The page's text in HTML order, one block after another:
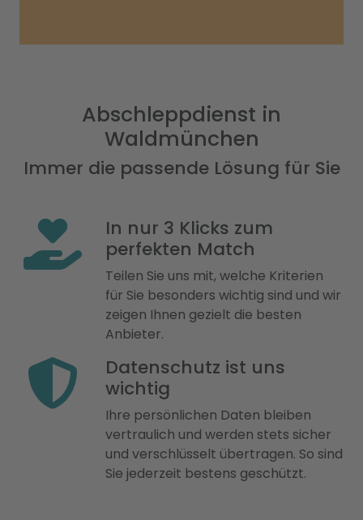
Abschleppdienst in
Waldmünchen
Immer die passende Lösung für Sie
In nur 3 Klicks zum
perfekten Match
Teilen Sie uns mit, welche Kriterien
für Sie besonders wichtig sind und wir
zeigen Ihnen gezielt die besten
Anbieter.
Datenschutz ist uns
wichtig
Ihre persönlichen Daten bleiben
vertraulich und werden stets sicher
und verschlüsselt übertragen. So sind
Sie jederzeit bestens geschützt.